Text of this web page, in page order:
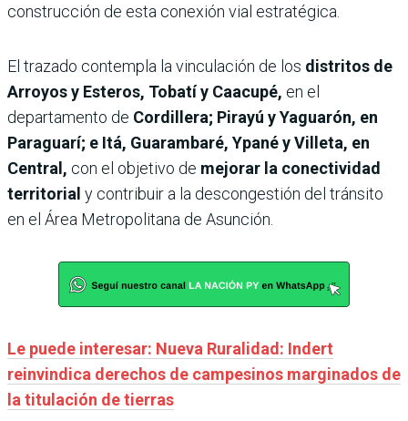
construcción de esta conexión vial estratégica.
El trazado contempla la vinculación de los distritos de
Arroyos y Esteros, Tobatí y Caacupé, en el
departamento de Cordillera; Pirayú y Yaguarón, en
Paraguarí; e Itá, Guarambaré, Ypané y Villeta, en
Central, con el objetivo de mejorar la conectividad
territorial y contribuir a la descongestión del tránsito
en el Área Metropolitana de Asunción.
Le puede interesar: Nueva Ruralidad: Indert
reinvindica derechos de campesinos marginados de
la titulación de tierras